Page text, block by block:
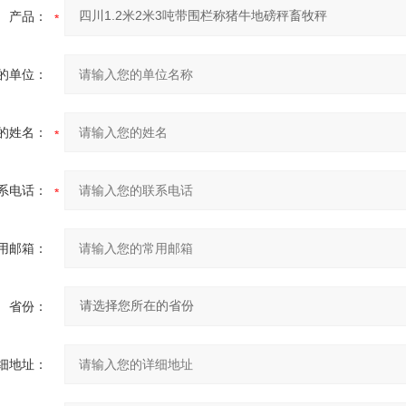
产品：
单位：
姓名：
电话：
邮箱：
省份：
地址：